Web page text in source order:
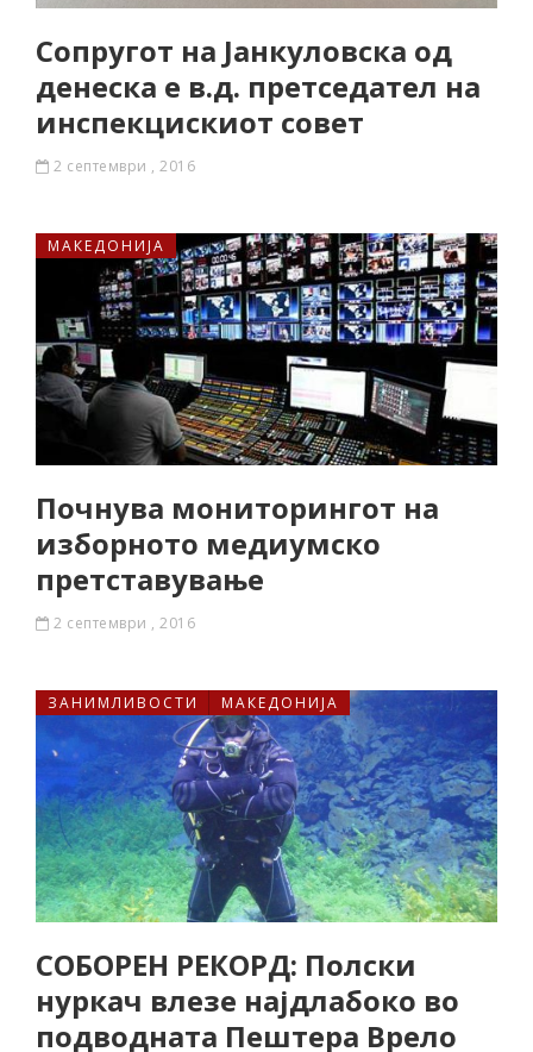
Сопругот на Јанкуловска од
денеска е в.д. претседател на
инспекцискиот совет
2 септември , 2016
МАКЕДОНИЈА
Почнува мониторингот на
изборното медиумско
претставување
2 септември , 2016
ЗАНИМЛИВОСТИ МАКЕДОНИЈА
СОБОРЕН РЕКОРД: Полски
нуркач влезе најдлабоко во
подводната Пештера Врело